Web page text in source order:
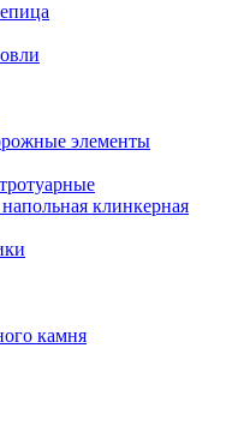
элементы
клинкерная
камня